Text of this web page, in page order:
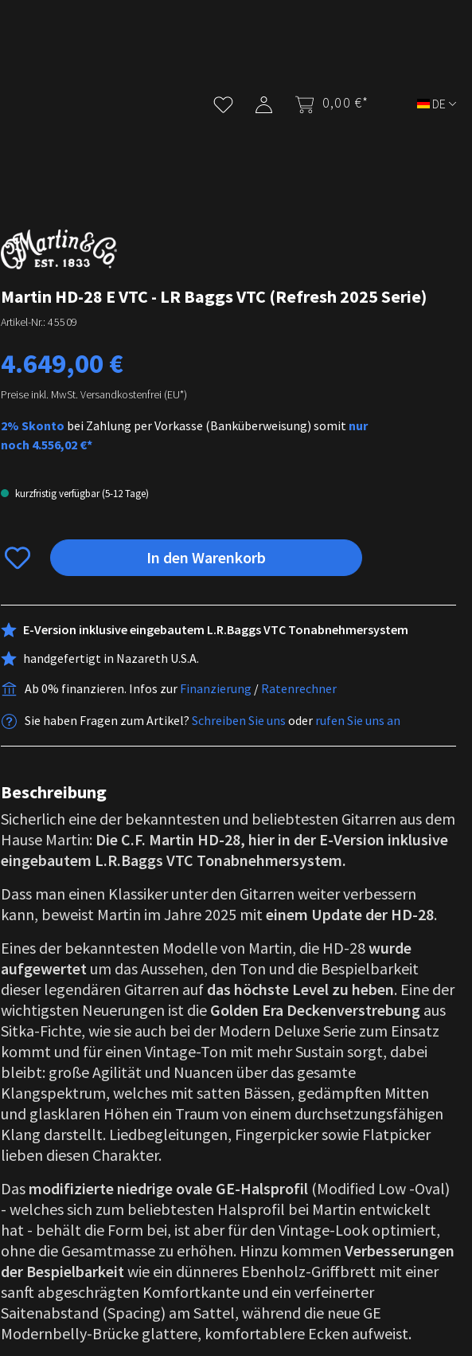
0,00 €* DE
Martin HD-28 E VTC - LR Baggs VTC (Refresh 2025 Serie)
Artikel-Nr.: 45509
Regulärer Preis:
4.649,00 €
Preise inkl. MwSt. Versandkostenfrei (EU*)
2% Skonto bei Zahlung per Vorkasse (Banküberweisung) somit nur
noch 4.556,02 €*
kurzfristig verfügbar (5-12 Tage)
In den Warenkorb
E-Version inklusive eingebautem L.R.Baggs VTC Tonabnehmersystem
handgefertigt in Nazareth U.S.A.
Ab 0% finanzieren. Infos zur Finanzierung / Ratenrechner
Sie haben Fragen zum Artikel? Schreiben Sie uns oder rufen Sie uns an
Beschreibung
Sicherlich eine der bekanntesten und beliebtesten Gitarren aus dem
Hause Martin: Die C.F. Martin HD-28, hier in der E-Version inklusive
eingebautem L.R.Baggs VTC Tonabnehmersystem.
Dass man einen Klassiker unter den Gitarren weiter verbessern
kann, beweist Martin im Jahre 2025 miteinem Update der HD-28.
Eines der bekanntesten Modelle von Martin, die HD-28wurde
aufgewertet um das Aussehen, den Ton und die Bespielbarkeit
dieser legendären Gitarren auf das höchste Level zu heben. Eine der
wichtigsten Neuerungen ist die Golden Era Deckenverstrebung aus
Sitka-Fichte, wie sie auch bei der Modern Deluxe Serie zum Einsatz
kommt und für einen Vintage-Ton mit mehr Sustain sorgt, dabei
bleibt: große Agilität und Nuancen über das gesamte
Klangspektrum, welches mit satten Bässen, gedämpften Mitten
und glasklaren Höhen ein Traum von einem durchsetzungsfähigen
Klang darstellt. Liedbegleitungen, Fingerpicker sowie Flatpicker
lieben diesen Charakter.
Das modifizierte niedrige ovale GE-Halsprofil (Modified Low -Oval)
- welches sich zum beliebtesten Halsprofil bei Martin entwickelt
hat - behält die Form bei, ist aber für den Vintage-Look optimiert,
ohne die Gesamtmasse zu erhöhen. Hinzu kommen Verbesserungen
der Bespielbarkeitwie ein dünneres Ebenholz-Griffbrett mit einer
sanft abgeschrägten Komfortkante und ein verfeinerter
Saitenabstand (Spacing) am Sattel, während die neue GE
Modernbelly-Brücke glattere, komfortablere Ecken aufweist.